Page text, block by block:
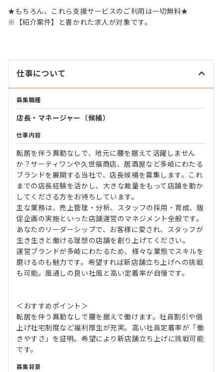
★もちろん、これら支援サービスのご利用は一切無料★
※【紹介案件】と書かれた求人が対象です。
仕事について
募集職種
店長・マネージャー（候補）
仕事内容
転居を伴う異動なしで、地元に腰を据えて活躍しません
か？サーティワンや久世福商店、居酒屋など多岐にわたる
ブランドを展開する当社で、店長候補を募集します。これ
までの店長経験を活かし、大きな裁量をもって店舗を動か
してくださる方をお待ちしています。
主な業務は、売上管理・分析、スタッフの採用・育成、販
促企画の実施といった店舗運営のマネジメント全般です。
あなたのリーダーシップで、お客様に愛され、スタッフが
生き生きと働ける理想の店舗を創り上げてください。
運営ブランドが多岐にわたるため、様々な業態でスキルを
磨けるのも魅力です。希望すれば新店舗立ち上げへの挑戦
も可能。風通しの良い社風と高い定着率が自慢です。
＜おすすめポイント＞
転居を伴う異動なしで腰を据えて働けます。社員割引や借
上げ社宅制度など福利厚生が充実。高い社員定着率が「働
きやすさ」を証明。希望により新店舗立ち上げに挑戦可能
です。
募集背景